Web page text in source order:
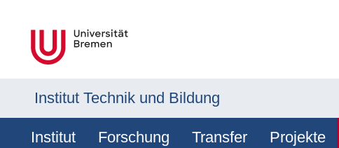
Institut Technik und Bildung
Institut Forschung Transfer Projekte